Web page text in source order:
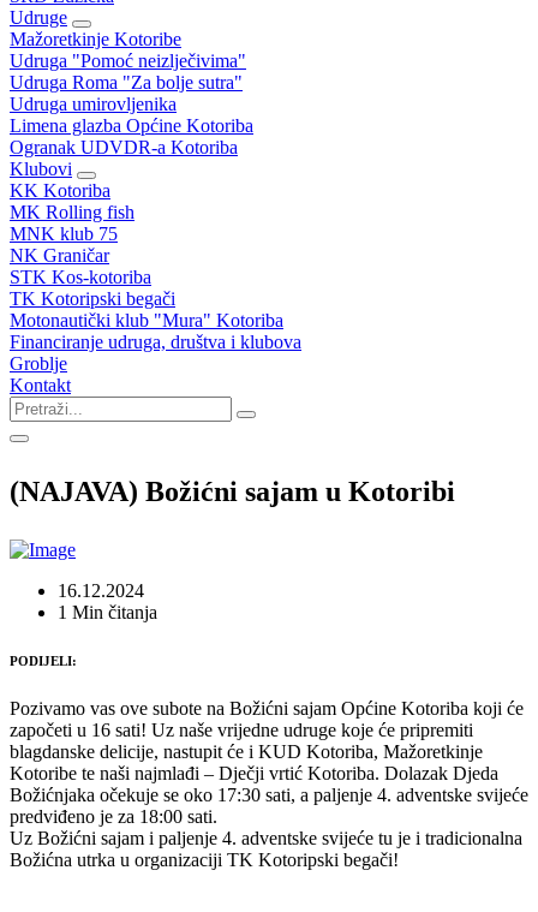
Udruge
Mažoretkinje Kotoribe
Udruga "Pomoć neizlječivima"
Udruga Roma "Za bolje sutra"
Udruga umirovljenika
Limena glazba Općine Kotoriba
Ogranak UDVDR-a Kotoriba
Klubovi
KK Kotoriba
MK Rolling fish
MNK klub 75
NK Graničar
STK Kos-kotoriba
TK Kotoripski begači
Motonautički klub "Mura" Kotoriba
Financiranje udruga, društva i klubova
Groblje
Kontakt
(NAJAVA) Božićni sajam u Kotoribi
16.12.2024
1 Min čitanja
PODIJELI:
Pozivamo vas ove subote na Božićni sajam Općine Kotoriba koji će
započeti u 16 sati! Uz naše vrijedne udruge koje će pripremiti
blagdanske delicije, nastupit će i KUD Kotoriba, Mažoretkinje
Kotoribe te naši najmlađi – Dječji vrtić Kotoriba. Dolazak Djeda
Božićnjaka očekuje se oko 17:30 sati, a paljenje 4. adventske svijeće
predviđeno je za 18:00 sati.
Uz Božićni sajam i paljenje 4. adventske svijeće tu je i tradicionalna
Božićna utrka u organizaciji TK Kotoripski begači!